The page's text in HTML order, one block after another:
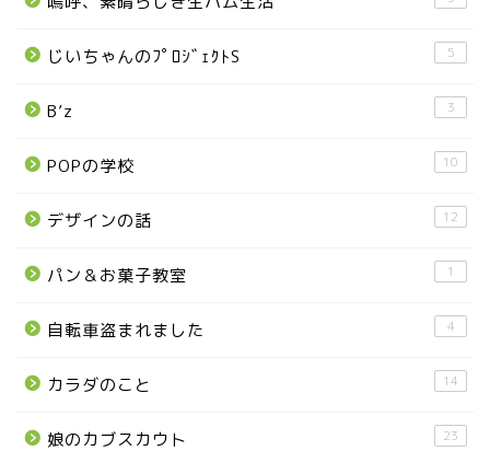
じいちゃんのﾌﾟﾛｼﾞｪｸﾄS 5
B’z 3
POPの学校 10
デザインの話 12
パン＆お菓子教室 1
自転車盗まれました 4
カラダのこと 14
娘のカブスカウト 23